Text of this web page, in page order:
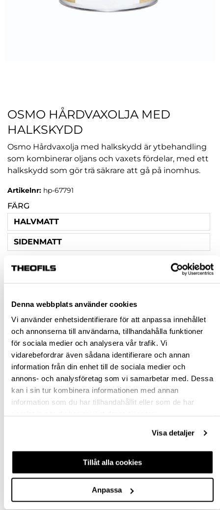
Denna webbplats använder cookies
Vi använder enhetsidentifierare för att anpassa innehållet
och annonserna till användarna, tillhandahålla funktioner
för sociala medier och analysera vår trafik. Vi
vidarebefordrar även sådana identifierare och annan
information från din enhet till de sociala medier och
annons- och analysföretag som vi samarbetar med. Dessa
kan i sin tur kombinera informationen med annan
information som du har tillhandahållit eller som de har
Visa detaljer
Tillåt alla cookies
Anpassa
OSMO HÅRDVAXOLJA MED
HALKSKYDD
Osmo Hårdvaxolja med halkskydd är ytbehandling
som kombinerar oljans och vaxets fördelar, med ett
halkskydd som gör trä säkrare att gå på inomhus.
Artikelnr: hp-67791
FÄRG
HALVMATT
SIDENMATT
FÖRPACKNINGSSTORLEK
0.75 L
Rensa val
st
VÄLJ VARIANT